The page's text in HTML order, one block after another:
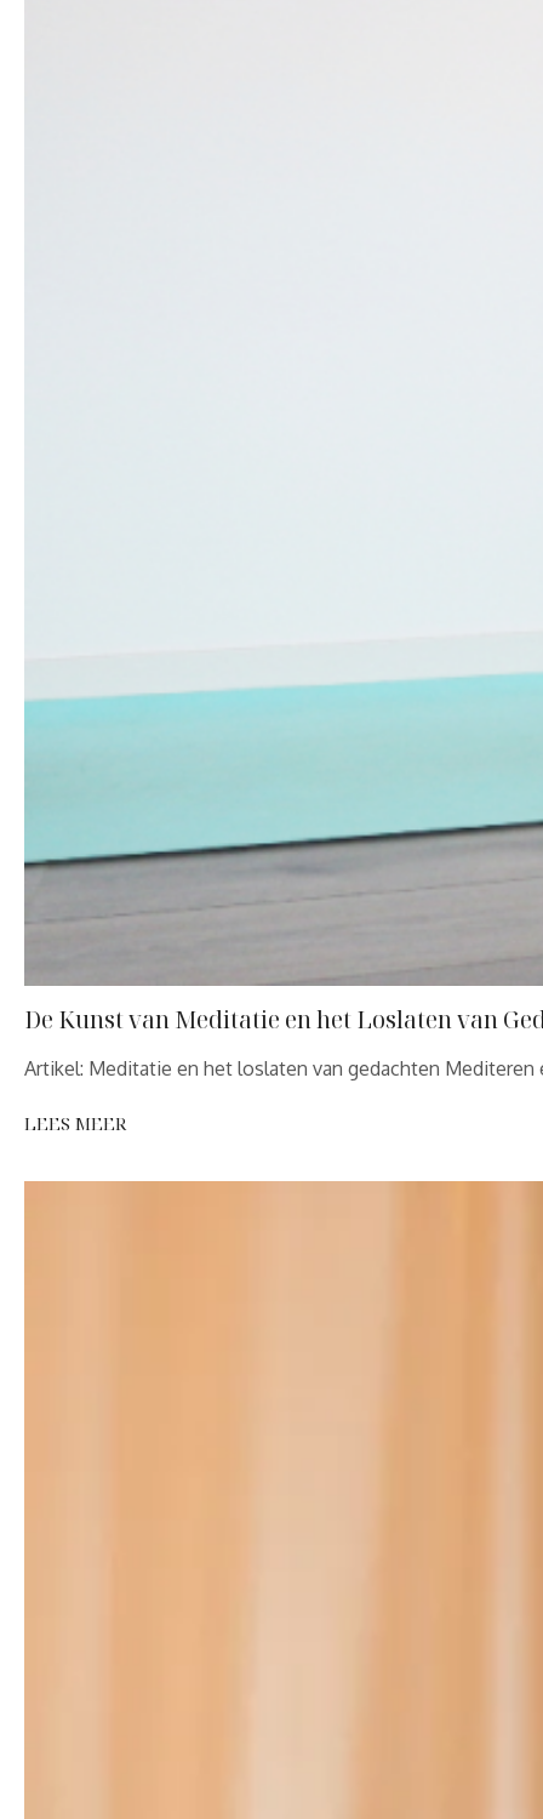
De Kunst van Meditatie en het Loslaten van
Artikel: Meditatie en het loslaten van gedachten
LEES MEER